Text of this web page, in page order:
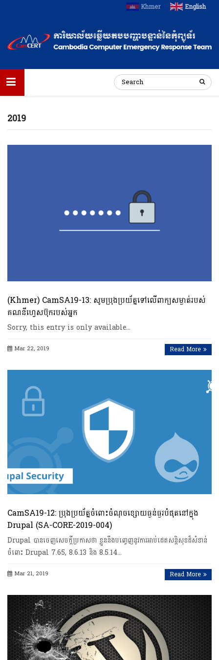
Khmer English
2019
(Khmer) CamSA19-13: សូមប្រុងប្រយ័ត្នទៅលើពាក្យសម្ងាត់របស់
គណនីហ្វេសប៊ុករបស់អ្នក
Sorry, this entry is only available…
Mar 22, 2019 Read More
CamSA19-12: ប្រុងប្រយ័ត្នចំពោះចំណុចខ្សោយធ្ងន់ធ្ងរបំផុតនៅក្នុង
Drupal (SA-CORE-2019-004)
Drupal បានចេញសេចក្តីប្រកាសថា ខ្លួននឹងបញ្ចេញនូវការអាប់ដេតសន្តិសុខដ៏សំខាន់
ចំពោះ Drupal 7.65, 8.6.13 និង 8.5.14…
Mar 21, 2019 Read More